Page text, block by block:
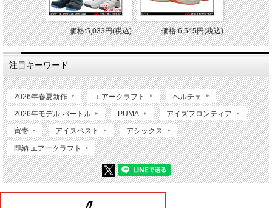
価格:5,033円(税込) 価格:6,545円(税込)
注目キーワード
2026年春夏新作 エアークラフト ペルチェ
2026年モデル バートル PUMA アイズフロンティア
寅壱 アイスベスト アシックス
即納 エアークラフト